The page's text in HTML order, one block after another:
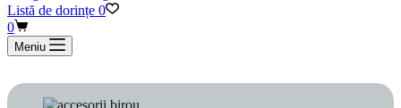
Listă de dorințe 0
Coș
de
cumpărături
0
Meniu